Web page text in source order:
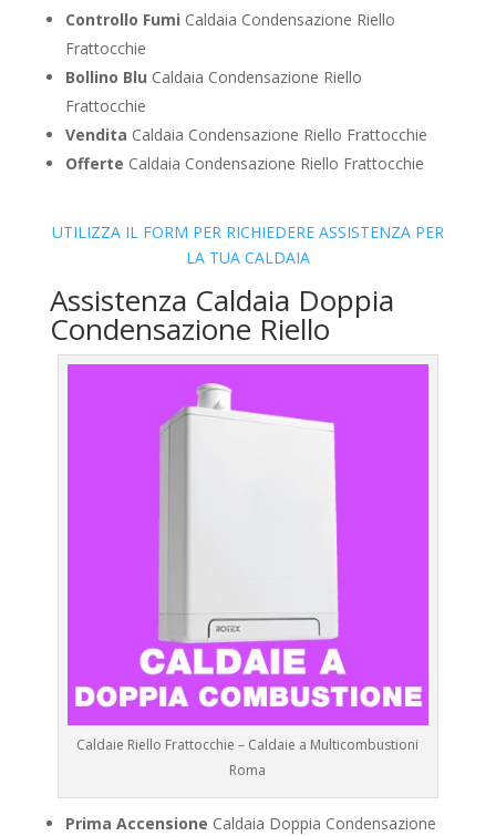
Controllo Fumi Caldaia Condensazione Riello
Frattocchie
Bollino Blu Caldaia Condensazione Riello
Frattocchie
Vendita Caldaia Condensazione Riello Frattocchie
Offerte Caldaia Condensazione Riello Frattocchie
UTILIZZA IL FORM PER RICHIEDERE ASSISTENZA PER
LA TUA CALDAIA
Assistenza Caldaia Doppia
Condensazione Riello
Caldaie Riello Frattocchie – Caldaie a Multicombustioni
Roma
Prima Accensione Caldaia Doppia Condensazione